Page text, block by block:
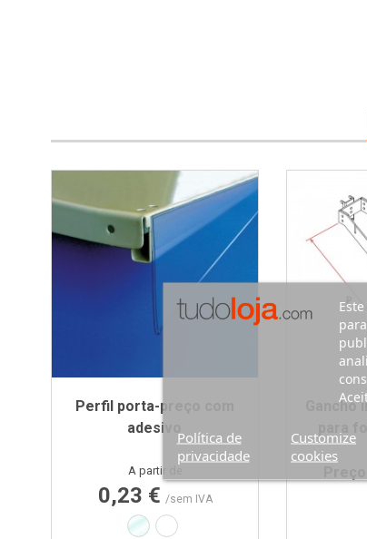
Perfil porta-preço com
adesivo
Preço
A partir de
0,23 € /sem IVA
Transparente
Branco
Gancho
Política de
privacidade
Customize
cookies